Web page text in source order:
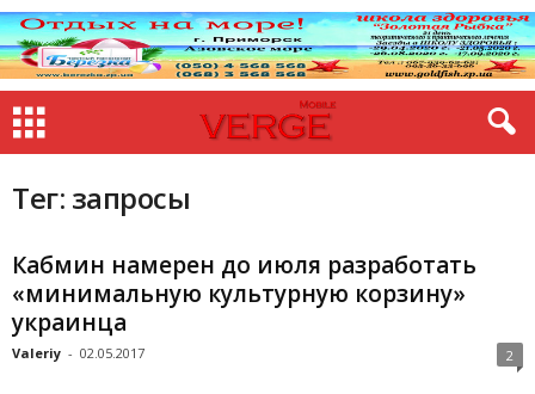
Тег: запросы
Кабмин намерен до июля разработать
«минимальную культурную корзину»
украинца
Valeriy - 02.05.2017 2